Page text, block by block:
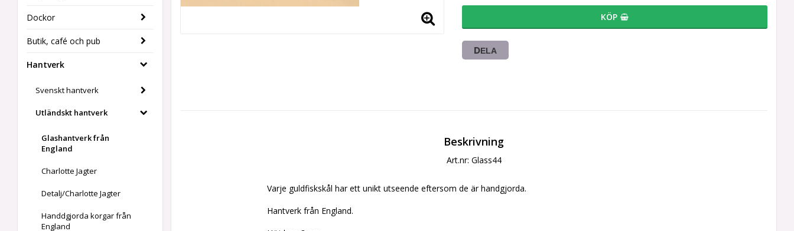
Dockor
Butik, café och pub
Hantverk
Svenskt hantverk
Utländskt hantverk
Glashantverk från
England
Charlotte Jagter
Detalj/Charlotte Jagter
Handdgjorda korgar från
England
KÖP
DELA
Beskrivning
Art.nr: Glass44
Varje guldfiskskål har ett unikt utseende eftersom de är handgjorda.
Hantverk från England.